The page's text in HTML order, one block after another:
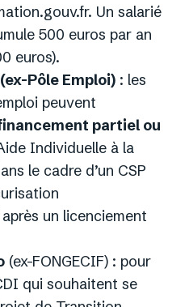
Un salarié
500 euros par an
euros).
Pôle Emploi) : les
peuvent
partiel ou
Individuelle à la
le cadre d’un CSP
un licenciement
(ex-FONGECIF) : pour
qui souhaitent se